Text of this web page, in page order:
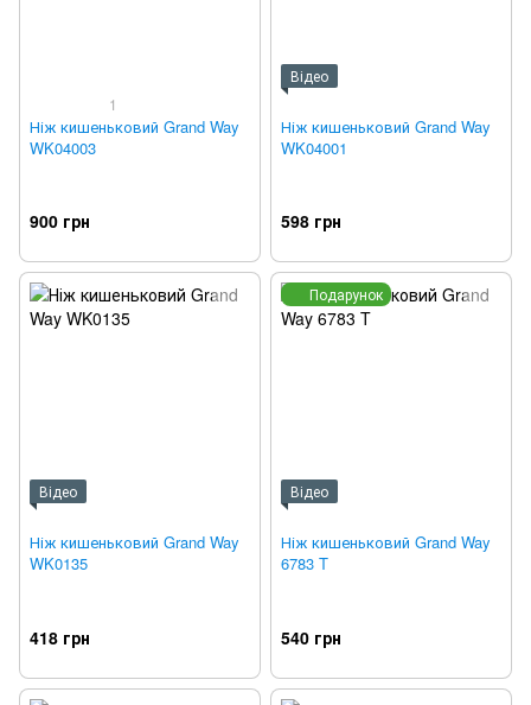
1
Ніж кишеньковий Grand Way
WK04003
900 грн
Відео
Ніж кишеньковий Grand Way
WK04001
598 грн
Відео
Ніж кишеньковий Grand Way
WK0135
418 грн
Подарунок
Відео
Ніж кишеньковий Grand Way
6783 T
540 грн